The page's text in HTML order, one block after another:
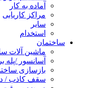
آماده به کار
مراکز کاریابی
سایر
استخدام
ساختمان
ماشین آلات
آسانسور /پله
بازسازی
سقف کاذب /